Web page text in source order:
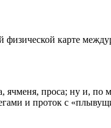
карте
ячменя, проса; ну и, по
и проток с